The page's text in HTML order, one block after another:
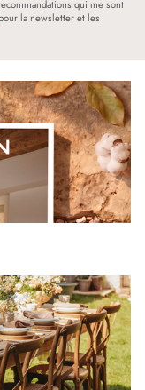
qui me sont
la newsletter et les